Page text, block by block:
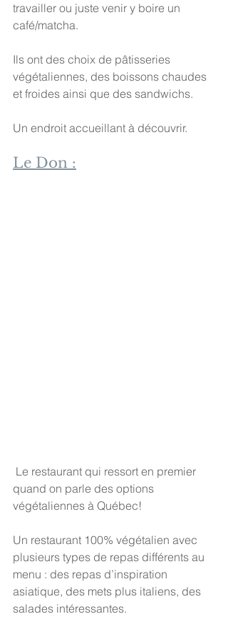
travailler ou juste venir y boire un
café/matcha.
Ils ont des choix de pâtisseries
végétaliennes, des boissons chaudes
et froides ainsi que des sandwichs.
Un endroit accueillant à découvrir.
Le Don :
Le restaurant qui ressort en premier
quand on parle des options
végétaliennes à Québec!
Un restaurant 100% végétalien avec
plusieurs types de repas différents au
menu : des repas d’inspiration
asiatique, des mets plus italiens, des
salades intéressantes.